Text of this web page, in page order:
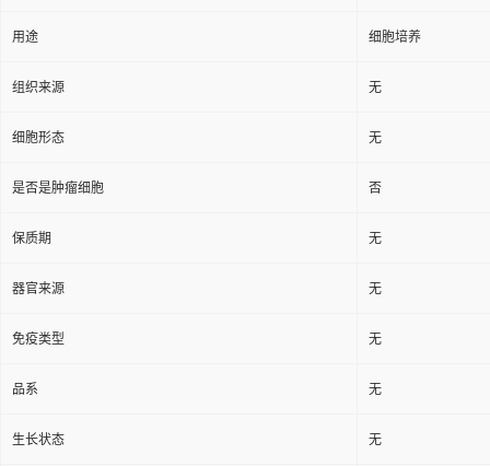
用途 细胞培养
组织来源 无
细胞形态 无
是否是肿瘤细胞 否
保质期 无
器官来源 无
免疫类型 无
品系 无
生长状态 无